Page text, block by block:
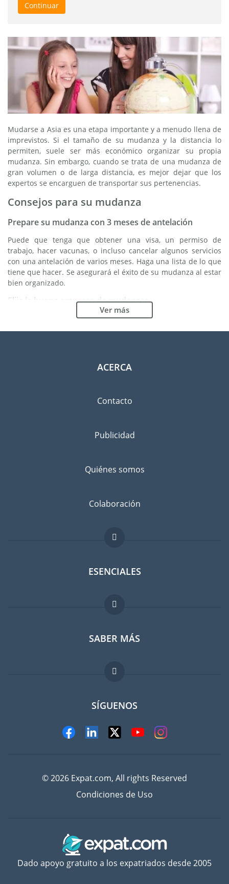
Continuar
Mudarse a Asia es una etapa importante y a menudo llena de
imprevistos. Si el tamaño de su mudanza y la distancia lo
permiten, suele ser más económico organizar su propia
mudanza. Sin embargo, cuando se trata de una mudanza de
gran volumen o de larga distancia, es mejor dejar que los
expertos se encarguen de transportar sus pertenencias.
Consejos para su mudanza
Prepare su mudanza con 3 meses de antelación
Puede que tenga que obtener una visa, un permiso de
trabajo, hacer vacunas, o incluso cancelar algunos servicios
con una antelación de varios meses. Haga una lista de lo que
tiene que hacer. Se asegurará el éxito de su mudanza al estar
bien organizado.
Elija la buena empresa de mudanzas
Los servicios de una buena empresa de mudanzas son
esenciales para cualquier proyecto de expatriación a Asia. Los
internos de calidad, la variedad de paquetes de envoltura
Separe los bienes que desea llevar a Asia de los que va a
No existe el riesgo cero. Suscribir un seguro contra daños
Ver más
ACERCA
Contacto
Publicidad
Quiénes somos
Colaboración
ESENCIALES
Foro para expatriados
Guia para expatriados
Trabajos en el extranjero
SABER MÁS
FAQ
SÍGUENOS
© 2026 Expat.com, All rights Reserved
Condiciones de Uso
Dado apoyo gratuito a los expatriados desde 2005